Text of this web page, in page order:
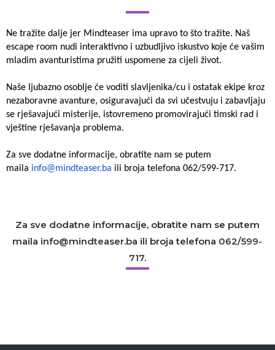
Ne tražite dalje jer Mindteaser ima upravo to što tražite. Naš
escape room nudi interaktivno i uzbudljivo iskustvo koje će vašim
mladim avanturistima pružiti uspomene za cijeli život.
Naše ljubazno osoblje će voditi slavljenika/cu i ostatak ekipe kroz
nezaboravne avanture, osiguravajući da svi učestvuju i zabavljaju
se rješavajući misterije, istovremeno promovirajući timski rad i
vještine rješavanja problema.
Za sve dodatne informacije, obratite nam se putem
maila info@mindteaser.ba ili broja telefona 062/599-717.
Za sve dodatne informacije, obratite nam se putem
maila info@mindteaser.ba ili broja telefona 062/599-
717.